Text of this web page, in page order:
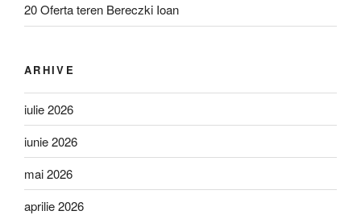
20 Oferta teren Bereczki Ioan
ARHIVE
iulie 2026
iunie 2026
mai 2026
aprilie 2026